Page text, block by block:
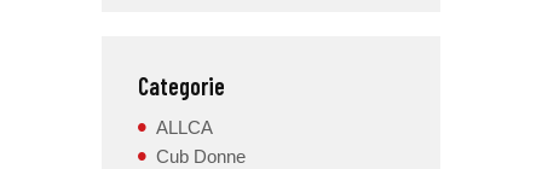
Categorie
ALLCA
Cub Donne